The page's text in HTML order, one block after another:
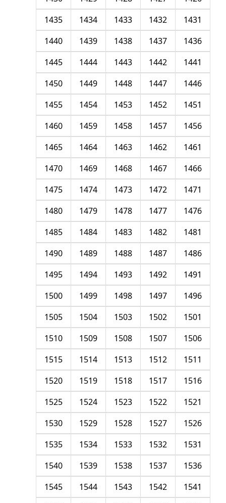
1431
1432
1433
1434
1435
1436
1437
1438
1439
1440
1441
1442
1443
1444
1445
1446
1447
1448
1449
1450
1451
1452
1453
1454
1455
1456
1457
1458
1459
1460
1461
1462
1463
1464
1465
1466
1467
1468
1469
1470
1471
1472
1473
1474
1475
1476
1477
1478
1479
1480
1481
1482
1483
1484
1485
1486
1487
1488
1489
1490
1491
1492
1493
1494
1495
1496
1497
1498
1499
1500
1501
1502
1503
1504
1505
1506
1507
1508
1509
1510
1511
1512
1513
1514
1515
1516
1517
1518
1519
1520
1521
1522
1523
1524
1525
1526
1527
1528
1529
1530
1531
1532
1533
1534
1535
1536
1537
1538
1539
1540
1541
1542
1543
1544
1545